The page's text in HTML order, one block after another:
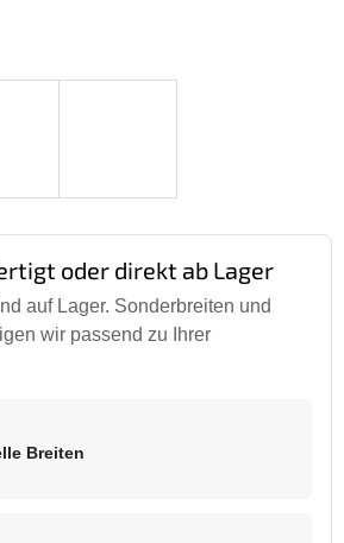
oder direkt ab Lager
auf Lager. Sonderbreiten und
wir passend zu Ihrer
Breiten